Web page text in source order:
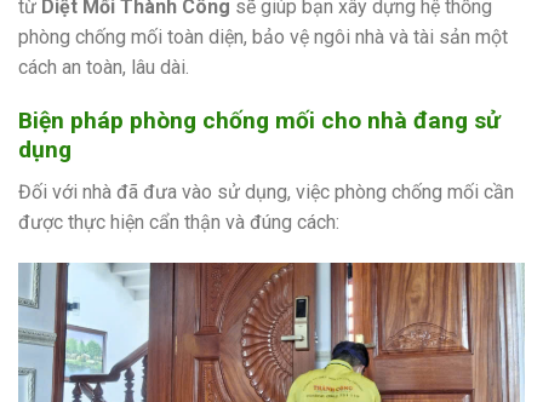
từ Diệt Mối Thành Công sẽ giúp bạn xây dựng hệ thống
phòng chống mối toàn diện, bảo vệ ngôi nhà và tài sản một
cách an toàn, lâu dài.
Biện pháp phòng chống mối cho nhà đang sử
dụng
Đối với nhà đã đưa vào sử dụng, việc phòng chống mối cần
được thực hiện cẩn thận và đúng cách: